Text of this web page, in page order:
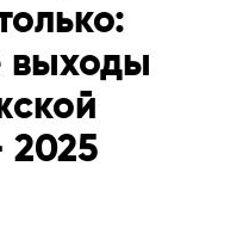
выходы
2025